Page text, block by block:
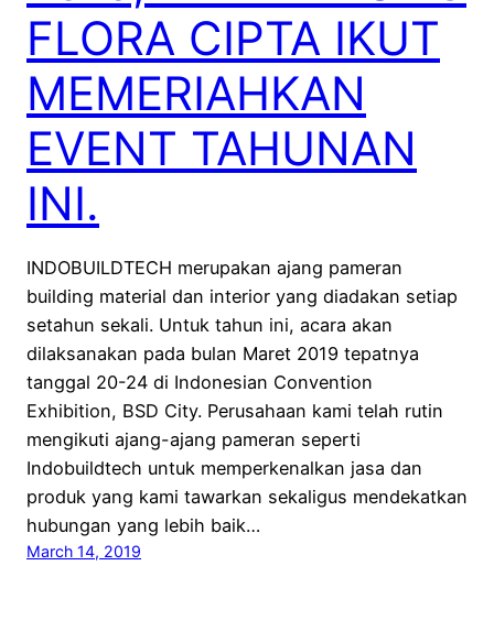
FLORA CIPTA IKUT
MEMERIAHKAN
EVENT TAHUNAN
INI.
INDOBUILDTECH merupakan ajang pameran
building material dan interior yang diadakan setiap
setahun sekali. Untuk tahun ini, acara akan
dilaksanakan pada bulan Maret 2019 tepatnya
tanggal 20-24 di Indonesian Convention
Exhibition, BSD City. Perusahaan kami telah rutin
mengikuti ajang-ajang pameran seperti
Indobuildtech untuk memperkenalkan jasa dan
produk yang kami tawarkan sekaligus mendekatkan
hubungan yang lebih baik…
March 14, 2019